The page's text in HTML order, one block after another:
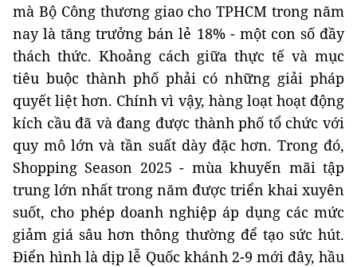
mà Bộ Công thương giao cho TPHCM trong năm
nay là tăng trưởng bán lẻ 18% - một con số đầy
thách thức. Khoảng cách giữa thực tế và mục
tiêu buộc thành phố phải có những giải pháp
quyết liệt hơn. Chính vì vậy, hàng loạt hoạt động
kích cầu đã và đang được thành phố tổ chức với
quy mô lớn và tần suất dày đặc hơn. Trong đó,
Shopping Season 2025 - mùa khuyến mãi tập
trung lớn nhất trong năm được triển khai xuyên
suốt, cho phép doanh nghiệp áp dụng các mức
giảm giá sâu hơn thông thường để tạo sức hút.
Điển hình là dịp lễ Quốc khánh 2-9 mới đây, hầu